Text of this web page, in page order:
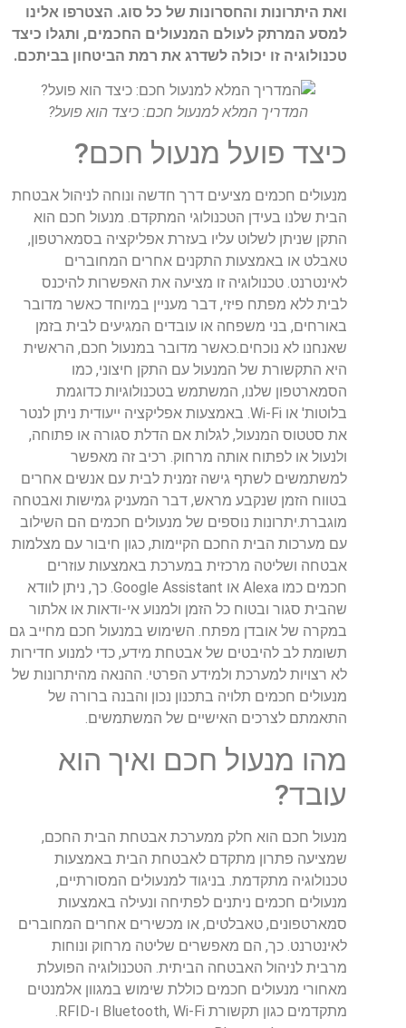
ואת היתרונות והחסרונות של כל סוג. הצטרפו אלינו
למסע המרתק לעולם המנעולים החכמים, ותגלו כיצד
טכנולוגיה זו יכולה לשדרג את רמת הביטחון בביתכם.
המדריך המלא למנעול חכם: כיצד הוא פועל?
כיצד פועל מנעול חכם?
מנעולים חכמים מציעים דרך חדשה ונוחה לניהול אבטחת
הבית שלנו בעידן הטכנולוגי המתקדם. מנעול חכם הוא
התקן שניתן לשלוט עליו בעזרת אפליקציה בסמארטפון,
טאבלט או באמצעות התקנים אחרים המחוברים
לאינטרנט. טכנולוגיה זו מציעה את האפשרות להיכנס
לבית ללא מפתח פיזי, דבר מעניין במיוחד כאשר מדובר
באורחים, בני משפחה או עובדים המגיעים לבית בזמן
שאנחנו לא נוכחים.כאשר מדובר במנעול חכם, הראשית
היא התקשורת של המנעול עם התקן חיצוני, כמו
הסמארטפון שלנו, המשתמש בטכנולוגיות כדוגמת
בלוטות' או Wi-Fi. באמצעות אפליקציה ייעודית ניתן לנטר
את סטטוס המנעול, לגלות אם הדלת סגורה או פתוחה,
ולנעול או לפתוח אותה מרחוק. רכיב זה מאפשר
למשתמשים לשתף גישה זמנית לבית עם אנשים אחרים
בטווח הזמן שנקבע מראש, דבר המעניק גמישות ואבטחה
מוגברת.יתרונות נוספים של מנעולים חכמים הם השילוב
עם מערכות הבית החכם הקיימות, כגון חיבור עם מצלמות
אבטחה ושליטה מרכזית במערכת באמצעות עוזרים
חכמים כמו Alexa או Google Assistant. כך, ניתן לוודא
שהבית סגור ובטוח כל הזמן ולמנוע אי-ודאות או אלתור
במקרה של אובדן מפתח. השימוש במנעול חכם מחייב גם
תשומת לב להיבטים של אבטחת מידע, כדי למנוע חדירות
לא רצויות למערכת ולמידע הפרטי. ההנאה מהיתרונות של
מנעולים חכמים תלויה בתכנון נכון והבנה ברורה של
התאמתם לצרכים האישיים של המשתמשים.
מהו מנעול חכם ואיך הוא
עובד?
מנעול חכם הוא חלק ממערכת אבטחת הבית החכם,
שמציעה פתרון מתקדם לאבטחת הבית באמצעות
טכנולוגיה מתקדמת. בניגוד למנעולים המסורתיים,
מנעולים חכמים ניתנים לפתיחה ונעילה באמצעות
סמארטפונים, טאבלטים, או מכשירים אחרים המחוברים
לאינטרנט. כך, הם מאפשרים שליטה מרחוק ונוחות
מרבית לניהול האבטחה הביתית. הטכנולוגיה הפועלת
מאחורי מנעולים חכמים כוללת שימוש במגוון אלמנטים
מתקדמים כגון תקשורת Bluetooth, Wi-Fi ו-RFID.